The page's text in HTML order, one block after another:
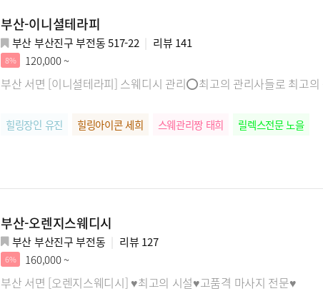
부산-이니셜테라피
부산 부산진구 부전동 517-22 리뷰 141
8% 120,000 ~
부산 서면 [이니셜테라피] 스웨디시 관리⭕최고의 관리사들로 최고
힐링장인 유진 힐링아이콘 세희 스웨관리짱 태희 릴렉스전문 노을
부산-오렌지스웨디시
부산 부산진구 부전동 리뷰 127
6% 160,000 ~
부산 서면 [오렌지스웨디시] ♥최고의 시설♥고품격 마사지 전문♥